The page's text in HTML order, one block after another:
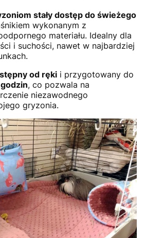
stały dostęp do świeżego
wykonanym z
materiału. Idealny dla
i suchości, nawet w najbardziej
od ręki i przygotowany do
, co pozwala na
niezawodnego
gryzonia.